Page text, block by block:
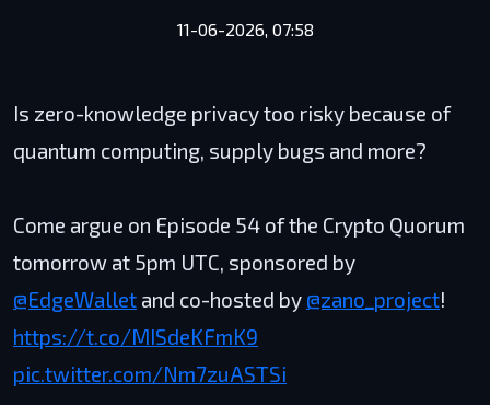
11-06-2026, 07:58
Is zero-knowledge privacy too risky because of
quantum computing, supply bugs and more?
Come argue on Episode 54 of the Crypto Quorum
tomorrow at 5pm UTC, sponsored by
@EdgeWallet and co-hosted by @zano_project!
https://t.co/MISdeKFmK9
pic.twitter.com/Nm7zuASTSi